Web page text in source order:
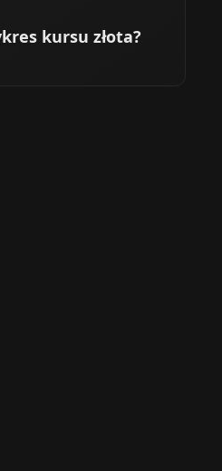
kursu złota?